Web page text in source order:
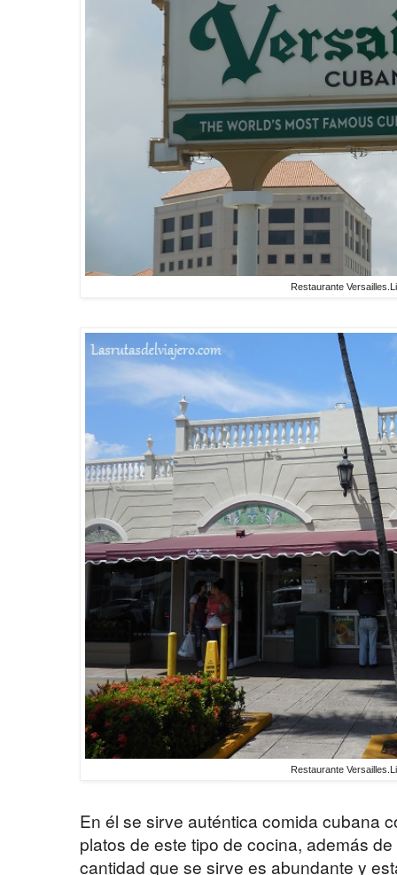
Restaurante
Restaurante
En él se sirve auténtica comida cubana
platos de este tipo de cocina, además
cantidad que se sirve es abundante y